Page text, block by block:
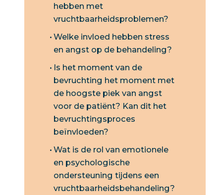
hebben met
vruchtbaarheidsproblemen?
Welke invloed hebben stress
en angst op de behandeling?
Is het moment van de
bevruchting het moment met
de hoogste piek van angst
voor de patiënt? Kan dit het
bevruchtingsproces
beïnvloeden?
Wat is de rol van emotionele
en psychologische
ondersteuning tijdens een
vruchtbaarheidsbehandeling?